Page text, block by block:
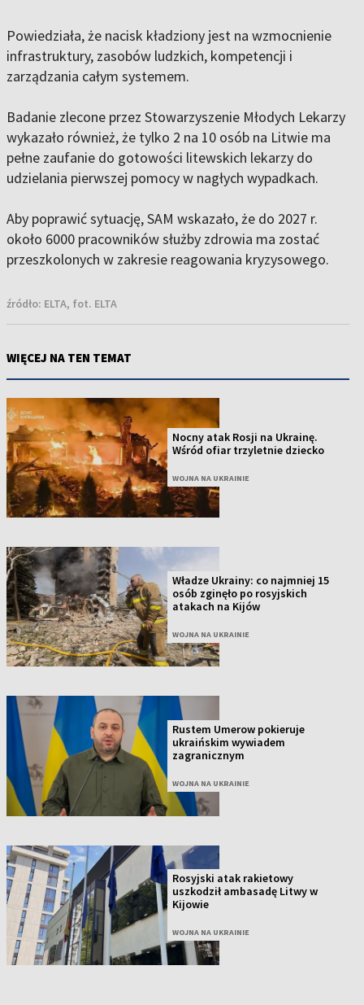
Powiedziała, że nacisk kładziony jest na wzmocnienie
infrastruktury, zasobów ludzkich, kompetencji i
zarządzania całym systemem.
Badanie zlecone przez Stowarzyszenie Młodych Lekarzy
wykazało również, że tylko 2 na 10 osób na Litwie ma
pełne zaufanie do gotowości litewskich lekarzy do
udzielania pierwszej pomocy w nagłych wypadkach.
Aby poprawić sytuację, SAM wskazało, że do 2027 r.
około 6000 pracowników służby zdrowia ma zostać
przeszkolonych w zakresie reagowania kryzysowego.
źródło: ELTA, fot. ELTA
WIĘCEJ NA TEN TEMAT
Nocny atak Rosji na Ukrainę.
Wśród ofiar trzyletnie dziecko
WOJNA NA UKRAINIE
Władze Ukrainy: co najmniej 15
osób zginęło po rosyjskich
atakach na Kijów
WOJNA NA UKRAINIE
Rustem Umerow pokieruje
ukraińskim wywiadem
zagranicznym
WOJNA NA UKRAINIE
Rosyjski atak rakietowy
uszkodził ambasadę Litwy w
Kijowie
WOJNA NA UKRAINIE